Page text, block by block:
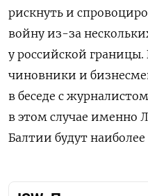
рискнуть и
войну из-за
у российской
чиновники и
в беседе с
в этом случае именно
Балтии будут